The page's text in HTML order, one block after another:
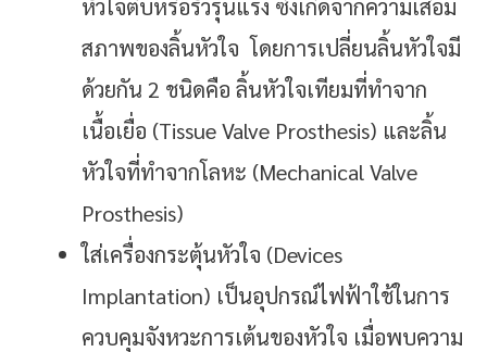
หัวใจตีบหรือรั่วรุนแรง ซึ่งเกิดจากความเสื่อม
สภาพของลิ้นหัวใจ โดยการเปลี่ยนลิ้นหัวใจมี
ด้วยกัน 2 ชนิดคือ ลิ้นหัวใจเทียมที่ทำจาก
เนื้อเยื่อ (Tissue Valve Prosthesis) และลิ้น
หัวใจที่ทำจากโลหะ (Mechanical Valve
Prosthesis)
ใส่เครื่องกระตุ้นหัวใจ (Devices
Implantation) เป็นอุปกรณ์ไฟฟ้าใช้ในการ
ควบคุมจังหวะการเต้นของหัวใจ เมื่อพบความ